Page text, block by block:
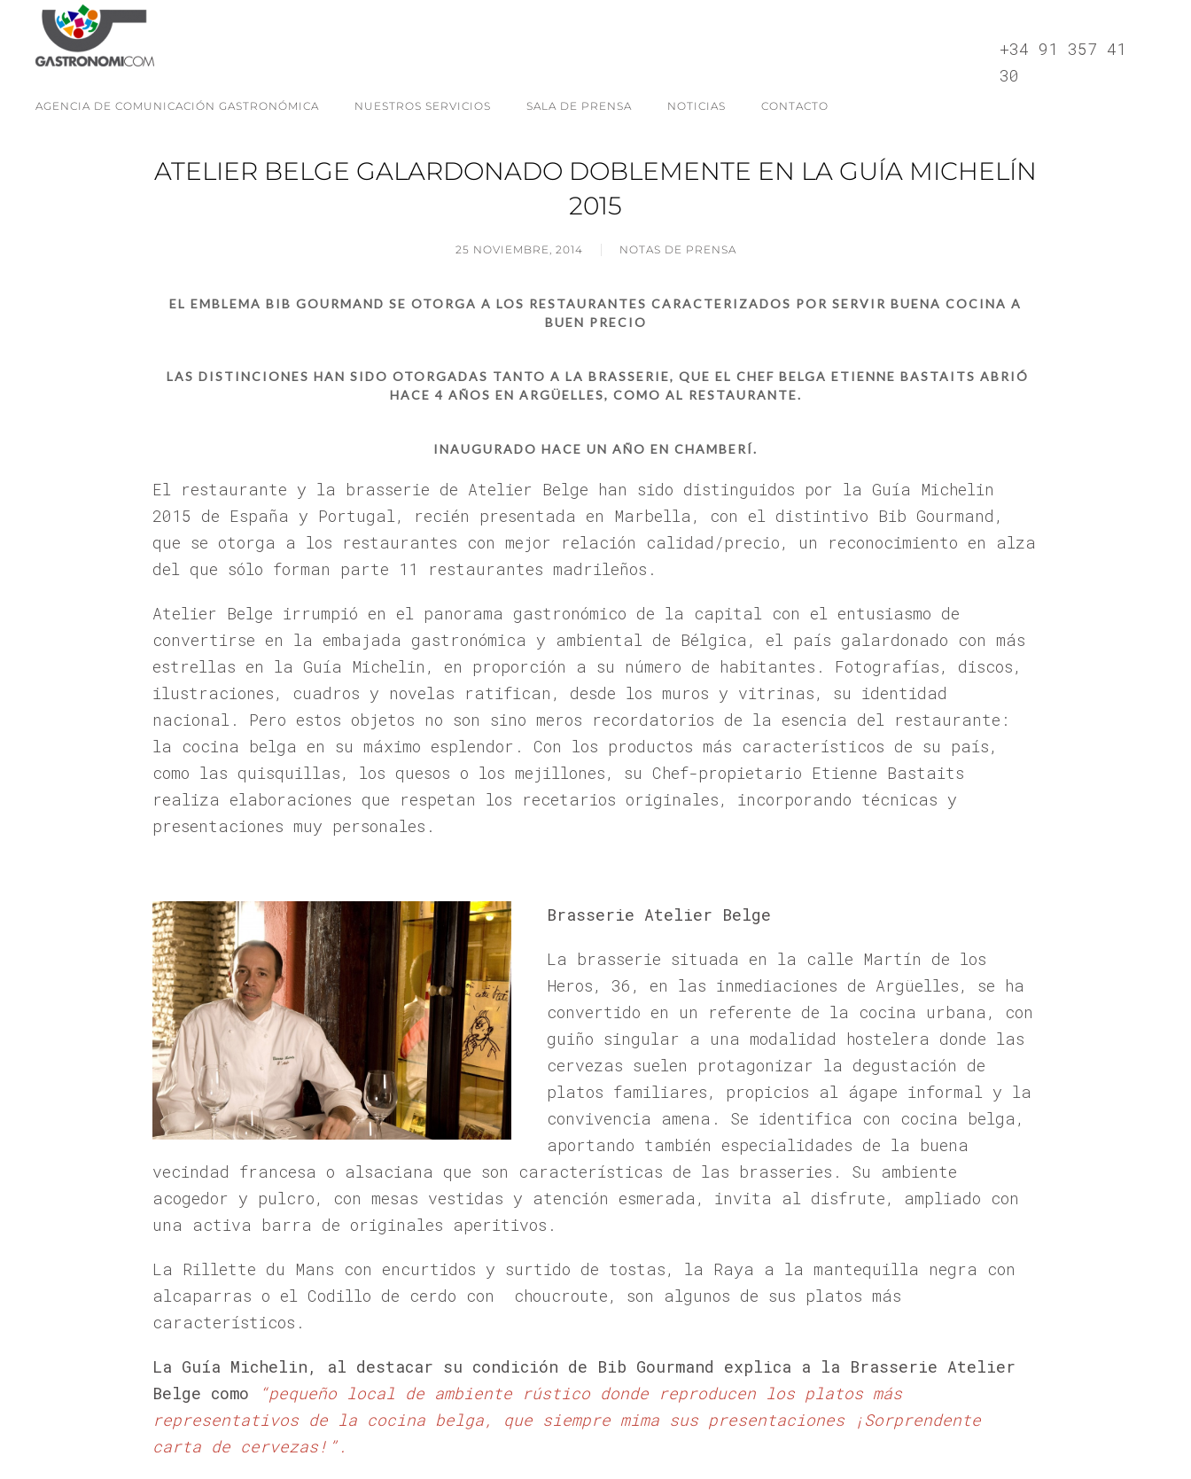
AGENCIA DE COMUNICACIÓN GASTRONÓMICA NUESTROS SERVICIOS SALA DE PRENSA NOTICIAS CONTACTO
+34 91 357 41
30
ATELIER BELGE GALARDONADO DOBLEMENTE EN LA GUÍA MICHELÍN
2015
25 NOVIEMBRE, 2014 NOTAS DE PRENSA
EL EMBLEMA BIB GOURMAND SE OTORGA A LOS RESTAURANTES CARACTERIZADOS POR SERVIR BUENA COCINA A
BUEN PRECIO
LAS DISTINCIONES HAN SIDO OTORGADAS TANTO A LA BRASSERIE, QUE EL CHEF BELGA ETIENNE BASTAITS ABRIÓ
HACE 4 AÑOS EN ARGÜELLES, COMO AL RESTAURANTE.
INAUGURADO HACE UN AÑO EN CHAMBERÍ.
El restaurante y la brasserie de Atelier Belge han sido distinguidos por la Guía Michelin
2015 de España y Portugal, recién presentada en Marbella, con el distintivo Bib Gourmand,
que se otorga a los restaurantes con mejor relación calidad/precio, un reconocimiento en alza
del que sólo forman parte 11 restaurantes madrileños.
Atelier Belge irrumpió en el panorama gastronómico de la capital con el entusiasmo de
convertirse en la embajada gastronómica y ambiental de Bélgica, el país galardonado con más
estrellas en la Guía Michelin, en proporción a su número de habitantes. Fotografías, discos,
ilustraciones, cuadros y novelas ratifican, desde los muros y vitrinas, su identidad
nacional. Pero estos objetos no son sino meros recordatorios de la esencia del restaurante:
la cocina belga en su máximo esplendor. Con los productos más característicos de su país,
como las quisquillas, los quesos o los mejillones, su Chef-propietario Etienne Bastaits
realiza elaboraciones que respetan los recetarios originales, incorporando técnicas y
presentaciones muy personales.
Brasserie Atelier Belge
La brasserie situada en la calle Martín de los
Heros, 36, en las inmediaciones de Argüelles, se ha
convertido en un referente de la cocina urbana, con
guiño singular a una modalidad hostelera donde las
cervezas suelen protagonizar la degustación de
platos familiares, propicios al ágape informal y la
convivencia amena. Se identifica con cocina belga,
aportando también especialidades de la buena
vecindad francesa o alsaciana que son características de las brasseries. Su ambiente
acogedor y pulcro, con mesas vestidas y atención esmerada, invita al disfrute, ampliado con
una activa barra de originales aperitivos.
La Rillette du Mans con encurtidos y surtido de tostas, la Raya a la mantequilla negra con
alcaparras o el Codillo de cerdo con choucroute, son algunos de sus platos más
característicos.
La Guía Michelin, al destacar su condición de Bib Gourmand explica a la Brasserie Atelier
Belge como
“pequeño local de ambiente rústico donde reproducen los platos más
representativos de la cocina belga, que siempre mima sus presentaciones ¡Sorprendente
carta de cervezas!”.